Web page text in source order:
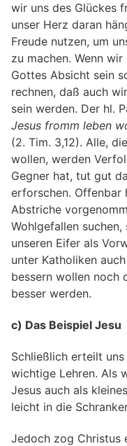
wir uns des Glückes
unser Herz daran
Freude nutzen, um
zu machen. Wenn
Gottes Absicht sein
rechnen, daß auch
sein werden. Der hl.
Jesus fromm leben
(2. Tim. 3,12). Alle,
wollen, werden
Gegner hat, tut gut
erforschen. Offenbar
Abstriche
Wohlgefallen
unseren Eifer als
unter Katholiken
bessern wollen noch
besser werden.
c) Das Beispiel Jesu
Schließlich erteilt uns
wichtige Lehren. Als
Jesus auch als
leicht in die
Jedoch zog Christus